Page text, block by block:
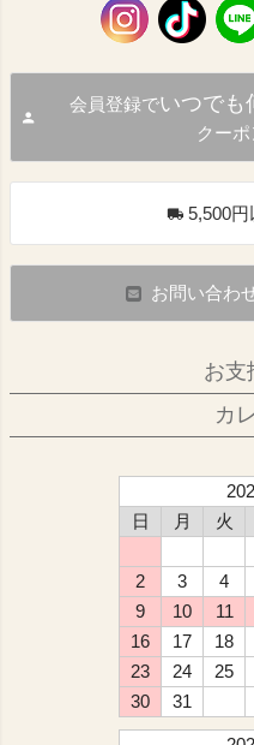
会員登録でいつでも
クー
5,500円
お問い合わ
お支
カ
日
月 火
2
3 4
9
10 11
16
17 18
23
24 25
30
31